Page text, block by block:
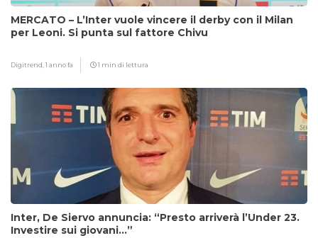
MERCATO – L’Inter vuole vincere il derby con il Milan
per Leoni. Si punta sul fattore Chivu
Digitrend,1 anno fa 1 min di lettura
Inter, De Siervo annuncia: “Presto arriverà l’Under 23.
Investire sui giovani…”